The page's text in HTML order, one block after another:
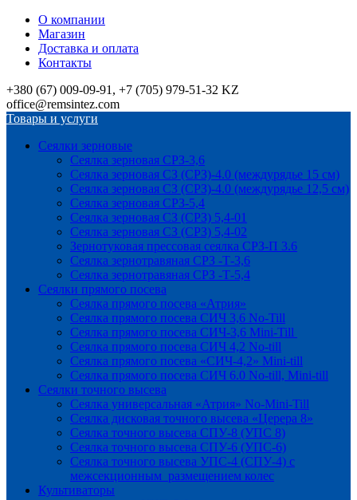
О компании
Магазин
Доставка и оплата
Контакты
+380 (67) 009-09-91, +7 (705) 979-51-32 KZ
office@remsintez.com
Товары и услуги
Сеялки зерновые
Сеялка зерновая СРЗ-3,6
Сеялка зерновая СЗ (СРЗ)-4.0 (междурядье 15 см)
Сеялка зерновая СЗ (СРЗ)-4.0 (междурядье 12,5 см)
Сеялка зерновая СРЗ-5,4
Сеялка зерновая СЗ (СРЗ) 5,4-01
Сеялка зерновая СЗ (СРЗ) 5,4-02
Зернотуковая прессовая сеялка СРЗ-П 3.6
Сеялка зернотравяная СРЗ -Т-3,6
Сеялка зернотравяная СРЗ -Т-5,4
Сеялки прямого посева
Сеялка прямого посева «Атрия»
Сеялка прямого посева СИЧ 3,6 No-Till
Сеялка прямого посева СИЧ-3,6 Mini-Till
Сеялка прямого посева СИЧ 4,2 No-till
Сеялка прямого посева «СИЧ-4,2» Mini-till
Сеялка прямого посева СИЧ 6.0 No-till, Mini-till
Сеялки точного высева
Сеялка универсальная «Атрия» No-Mini-Till
Сеялка дисковая точного высева «Церера 8»
Сеялка точного высева СПУ-8 (УПС 8)
Сеялка точного высева СПУ-6 (УПС-6)
Сеялка точного высева УПС-4 (СПУ-4) с
межсекционным размещением колес
Культиваторы